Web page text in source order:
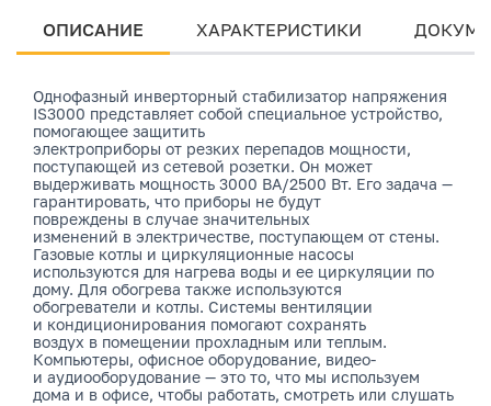
ОПИСАНИЕ ХАРАКТЕРИСТИКИ
Однофазный инверторный стабилизатор напряжения
IS3000 представляет собой специальное устройство,
помогающее защитить
электроприборы от резких перепадов мощности,
поступающей из сетевой розетки. Он может
выдерживать мощность 3000 ВА/2500 Вт. Его задача —
гарантировать, что приборы не будут
повреждены в случае значительных
изменений в электричестве, поступающем от стены.
Газовые котлы и циркуляционные насосы
используются для нагрева воды и ее циркуляции по
дому. Для обогрева также используются
обогреватели и котлы. Системы вентиляции
и кондиционирования помогают сохранять
воздух в помещении прохладным или теплым.
Компьютеры, офисное оборудование, видео-
и аудиооборудование — это то, что мы используем
дома и в офисе, чтобы работать, смотреть или слушать